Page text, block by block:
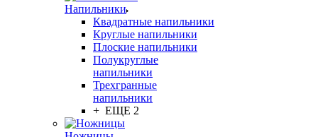
Напильники
Квадратные напильники
Круглые напильники
Плоские напильники
Полукруглые
напильники
Трехгранные
напильники
+ ЕЩЕ 2